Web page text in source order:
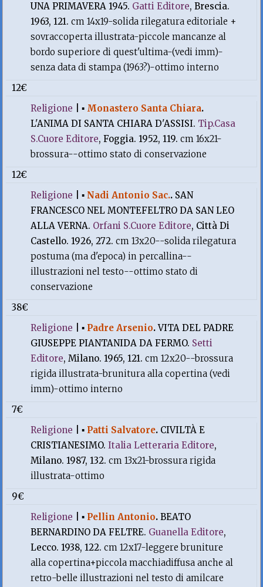
UNA PRIMAVERA 1945. Gatti Editore, Brescia.
1963, 121.cm 14x19-solida rilegatura editoriale +
sovraccoperta illustrata-piccole mancanze al
bordo superiore di quest'ultima-(vedi imm)-
senza data di stampa (1963?)-ottimo interno
12€
Religione |▪ Monastero Santa Chiara.
L'ANIMA DI SANTA CHIARA D'ASSISI. Tip.Casa
S.Cuore Editore, Foggia. 1952, 119.cm 16x21-
brossura--ottimo stato di conservazione
12€
Religione |▪ Nadi Antonio Sac.. SAN
FRANCESCO NEL MONTEFELTRO DA SAN LEO
ALLA VERNA. Orfani S.Cuore Editore, Città Di
Castello. 1926, 272.cm 13x20--solida rilegatura
postuma (ma d'epoca) in percallina--
illustrazioni nel testo--ottimo stato di
conservazione
38€
Religione |▪ Padre Arsenio.VITA DEL PADRE
GIUSEPPE PIANTANIDA DA FERMO. Setti
Editore, Milano. 1965, 121.cm 12x20--brossura
rigida illustrata-brunitura alla copertina (vedi
imm)-ottimo interno
7€
Religione |▪ Patti Salvatore. CIVILTÀ E
CRISTIANESIMO.Italia Letteraria Editore,
Milano. 1987, 132.cm 13x21-brossura rigida
illustrata-ottimo
9€
Religione |▪ Pellin Antonio.BEATO
BERNARDINO DA FELTRE. Guanella Editore,
Lecco. 1938, 122.cm 12x17-leggere bruniture
alla copertina+piccola macchiadiffusa anche al
retro-belle illustrazioni nel testo di amilcare